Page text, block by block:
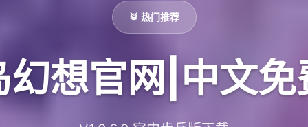
🥁 热门推荐
幻想官网|中文免